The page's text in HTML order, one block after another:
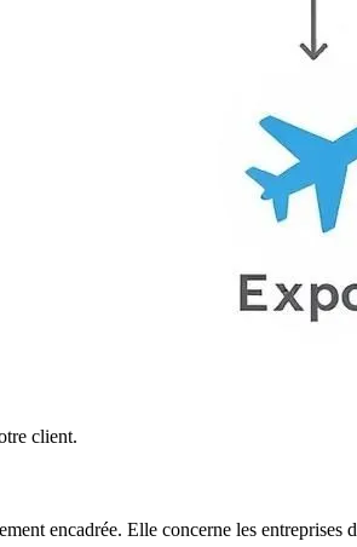
client.
encadrée. Elle concerne les entreprises